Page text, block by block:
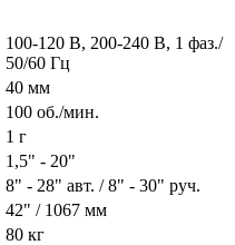
100-120 В, 200-240 В, 1 фаз./
50/60 Гц
40 мм
100 об./мин.
1 г
1,5" - 20"
8" - 28" авт. / 8" - 30" руч.
42" / 1067 мм
80 кг